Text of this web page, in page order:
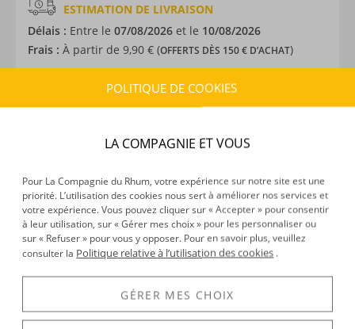
ESTIMATION DE LIVRAISON
Délais : Entre le 07/08/2026 et le 10/08/2026
Frais : À partir de 9,90 € (OFFERTS DÈS 150 € D’ACHAT)
CARACTÉRISTIQUES DU PRODUIT
Ile Maurice
Environnement de vieillissement :Continental, Tropical
Millésime :2013
Volume :70CL
Degré :45°
POLITIQUE DE COOKIES
LA COMPAGNIE ET VOUS
Pour La Compagnie du Rhum, votre expérience sur notre site est une
priorité. L’utilisation des cookies nous sert à améliorer nos services et
votre expérience. Vous pouvez cliquer sur « Accepter » pour consentir
à leur utilisation, sur « Gérer mes choix » pour les personnaliser ou
sur « Refuser » pour vous y opposer. Pour en savoir plus, veuillez
consulter la Politique relative à l’utilisation des cookies .
GÉRER MES CHOIX